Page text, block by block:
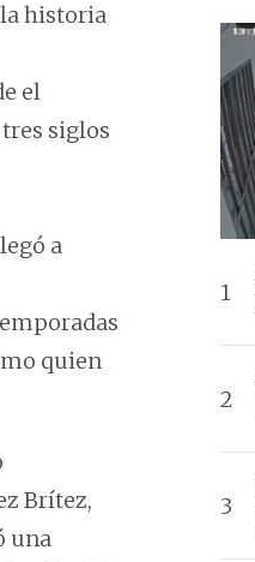
historia
el
siglos
a
quien
Brítez,
una